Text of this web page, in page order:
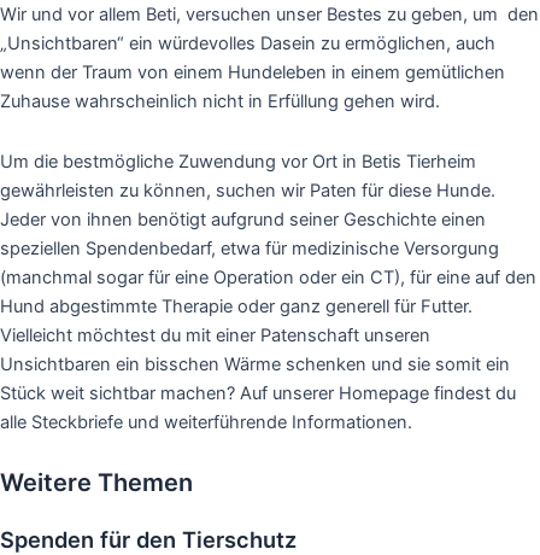
Wir und vor allem Beti, versuchen unser Bestes zu geben, um den
„Unsichtbaren“ ein würdevolles Dasein zu ermöglichen, auch
wenn der Traum von einem Hundeleben in einem gemütlichen
Zuhause wahrscheinlich nicht in Erfüllung gehen wird.
Um die bestmögliche Zuwendung vor Ort in Betis Tierheim
gewährleisten zu können, suchen wir Paten für diese Hunde.
Jeder von ihnen benötigt aufgrund seiner Geschichte einen
speziellen Spendenbedarf, etwa für medizinische Versorgung
(manchmal sogar für eine Operation oder ein CT), für eine auf den
Hund abgestimmte Therapie oder ganz generell für Futter.
Vielleicht möchtest du mit einer Patenschaft unseren
Unsichtbaren ein bisschen Wärme schenken und sie somit ein
Stück weit sichtbar machen? Auf unserer Homepage findest du
alle Steckbriefe und weiterführende Informationen.
Weitere Themen
Spenden für den Tierschutz